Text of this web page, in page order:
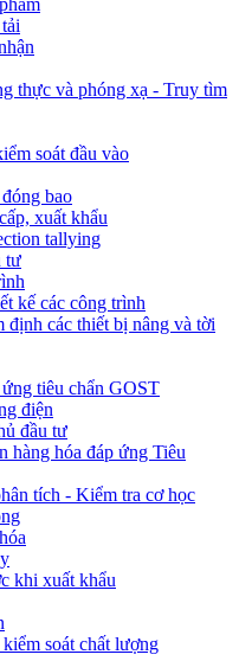
thực và phóng xạ - Truy tìm
soát đầu vào
bao
xuất khẩu
tallying
tư
kế các công trình
định các thiết bị nâng và tời
tiêu chẩn GOST
điện
đầu tư
hàng hóa đáp ứng Tiêu
tích - Kiểm tra cơ học
khi xuất khẩu
soát chất lượng